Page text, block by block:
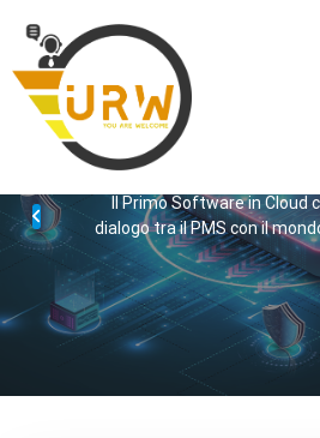
Hospitality
Il Primo Software in Cloud
dialogo tra il PMS con il